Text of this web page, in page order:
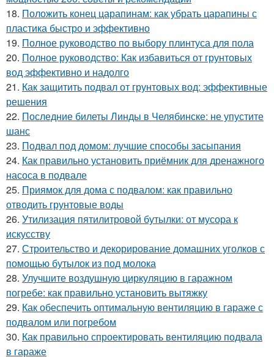
18. Положить конец царапинам: как убрать царапины с
пластика быстро и эффективно
19. Полное руководство по выбору плинтуса для пола
20. Полное руководство: Как избавиться от грунтовых
вод эффективно и надолго
21. Как защитить подвал от грунтовых вод: эффективные
решения
22. Последние билеты Линды в Челябинске: не упустите
шанс
23. Подвал под домом: лучшие способы засыпания
24. Как правильно установить приёмник для дренажного
насоса в подвале
25. Приямок для дома с подвалом: как правильно
отводить грунтовые воды
26. Утилизация пятилитровой бутылки: от мусора к
искусству
27. Строительство и декорирование домашних уголков с
помощью бутылок из под молока
28. Улучшите воздушную циркуляцию в гаражном
погребе: как правильно установить вытяжку
29. Как обеспечить оптимальную вентиляцию в гараже с
подвалом или погребом
30. Как правильно спроектировать вентиляцию подвала
в гараже